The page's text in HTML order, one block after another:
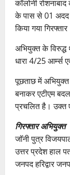
कॉलोनी
के पास से 01 अदद
किया गया
अभियुक्त के
धारा 4/25 आर्म्स
पूछताछ में अभियुक्त
बनाकर एटीएम
प्रचलित है। उक्त
गिरफ्तार अभियुक्त
जॉनी पुत्र
उत्तर प्रदेश हाल
जनपद हरिद्वार